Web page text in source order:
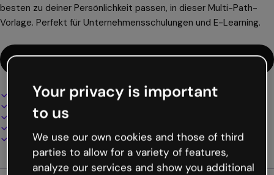
besten zu deiner Persönlichkeit passen, in dieser Multi-Path-
Vorlage. Perfekt für Unternehmensschulungen und E-Learning.
Diese Vorlage verwenden
Interaktives und animiertes Design
100% anpassbar
Audio, Video und Multimedia hinzufügen
Als PDF, MP4 und andere Formate herunterladen
Your privacy is important
to us
We use our own cookies and those of third
parties to allow for a variety of features,
analyze our services and show you additional